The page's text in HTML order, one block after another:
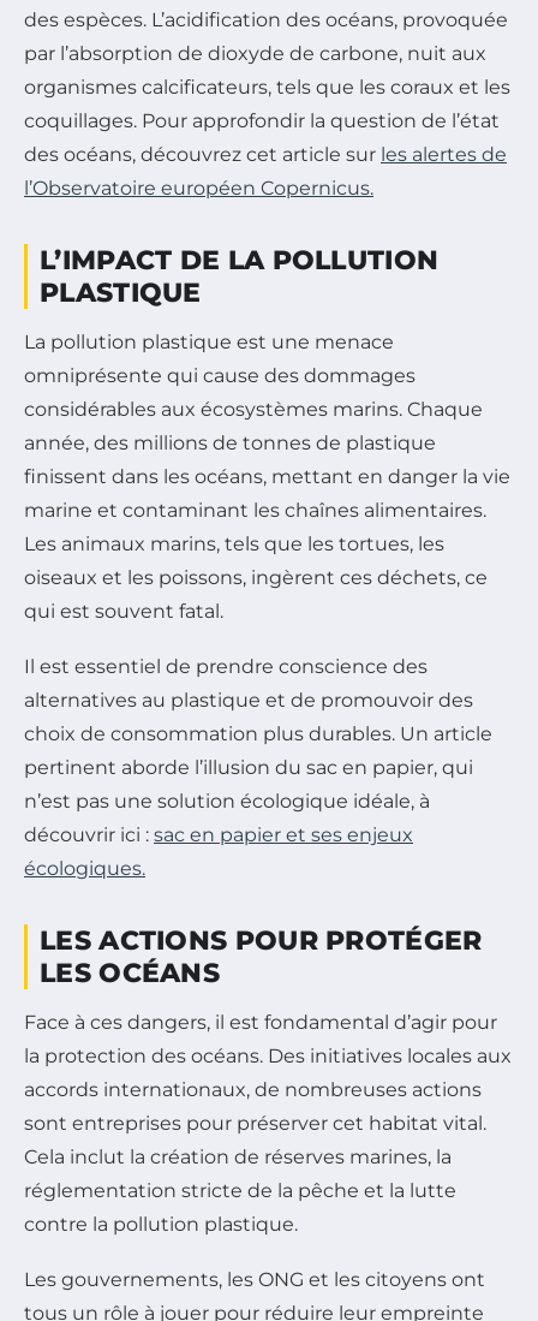
des espèces. L’acidification des océans, provoquée
par l’absorption de dioxyde de carbone, nuit aux
organismes calcificateurs, tels que les coraux et les
coquillages. Pour approfondir la question de l’état
des océans, découvrez cet article sur les alertes de
l’Observatoire européen Copernicus.
L’IMPACT DE LA POLLUTION
PLASTIQUE
La pollution plastique est une menace
omniprésente qui cause des dommages
considérables aux écosystèmes marins. Chaque
année, des millions de tonnes de plastique
finissent dans les océans, mettant en danger la vie
marine et contaminant les chaînes alimentaires.
Les animaux marins, tels que les tortues, les
oiseaux et les poissons, ingèrent ces déchets, ce
qui est souvent fatal.
Il est essentiel de prendre conscience des
alternatives au plastique et de promouvoir des
choix de consommation plus durables. Un article
pertinent aborde l’illusion du sac en papier, qui
n’est pas une solution écologique idéale, à
découvrir ici : sac en papier et ses enjeux
écologiques.
LES ACTIONS POUR PROTÉGER
LES OCÉANS
Face à ces dangers, il est fondamental d’agir pour
la protection des océans. Des initiatives locales aux
accords internationaux, de nombreuses actions
sont entreprises pour préserver cet habitat vital.
Cela inclut la création de réserves marines, la
réglementation stricte de la pêche et la lutte
contre la pollution plastique.
Les gouvernements, les ONG et les citoyens ont
tous un rôle à jouer pour réduire leur empreinte